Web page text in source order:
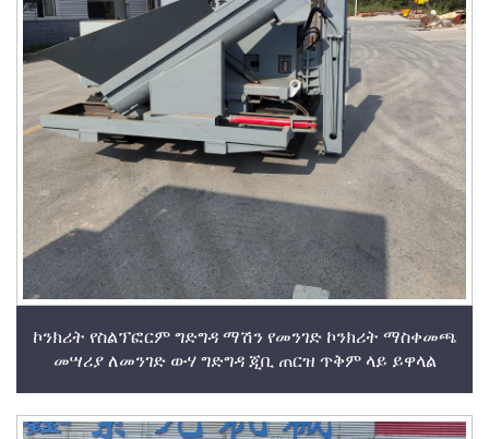
ኮንክሪት የስልፕፎርም ግድግዳ ማሽን የመንገድ ኮንክሪት ማስቀመጫ
መሣሪያ ለመንገድ ውሃ ግድግዳ ጂቢ ጠርዝ ጥቅም ላይ ይዋላል